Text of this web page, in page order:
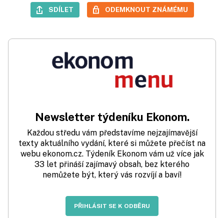
SDÍLET ODEMKNOUT ZNÁMÉMU
Newsletter týdeníku Ekonom.
Každou středu vám představíme nejzajímavější
texty aktuálního vydání, které si můžete přečíst na
webu ekonom.cz. Týdeník Ekonom vám už více jak
33 let přináší zajímavý obsah, bez kterého
nemůžete být, který vás rozvíjí a baví!
PŘIHLÁSIT SE K ODBĚRU